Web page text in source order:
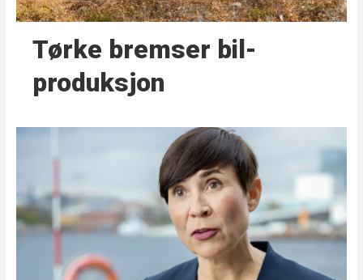
Tørke bremser bil­
produksjon